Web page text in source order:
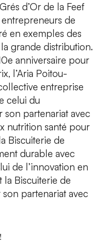
d’Or de la Feef
de
en exemples des
grande distribution.
anniversaire pour
l’Aria Poitou-
entreprise
celui du
partenariat avec
nutrition santé pour
Biscuiterie de
durable avec
de l’innovation en
la Biscuiterie de
partenariat avec